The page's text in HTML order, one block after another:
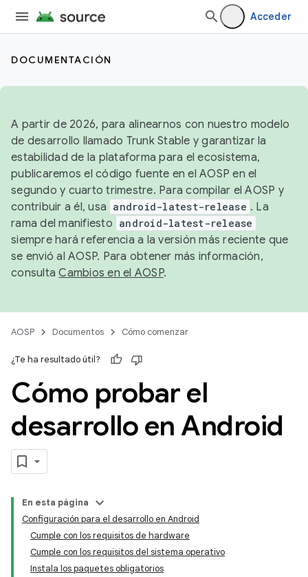
Acceder
DOCUMENTACIÓN
A partir de 2026, para alinearnos con nuestro modelo
de desarrollo llamado Trunk Stable y garantizar la
estabilidad de la plataforma para el ecosistema,
publicaremos el código fuente en el AOSP en el
segundo y cuarto trimestre. Para compilar el AOSP y
contribuir a él, usa android-latest-release . La
rama del manifiesto android-latest-release
siempre hará referencia a la versión más reciente que
se envió al AOSP. Para obtener más información,
consultaCambios en el AOSP.
AOSP Documentos Cómo comenzar
¿Te ha resultado útil?
Cómo probar el
desarrollo en Android
En esta página
Configuración para el desarrollo en Android
Cumple con los requisitos de hardware
Cumple con los requisitos del sistema operativo
Instala los paquetes obligatorios